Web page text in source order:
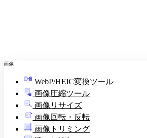
画像
WebP/HEIC変換ツール
画像圧縮ツール
画像リサイズ
画像回転・反転
画像トリミング